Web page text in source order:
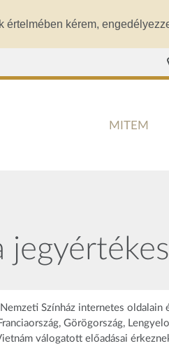
kérem,
MITEM
Színház internetes oldalain
Görögország,
válogatott előadásai